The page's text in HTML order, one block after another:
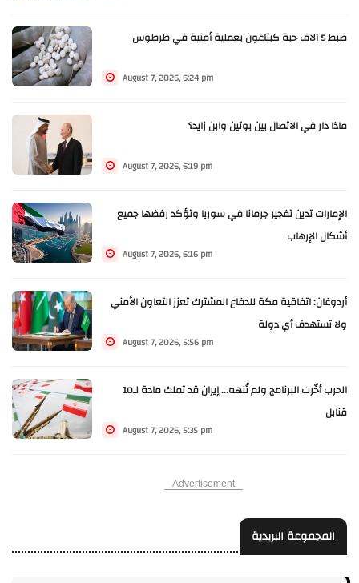
ضبط 5 آلاف حبة كبتاغون بعملية أمنية في طرطوس
August 7, 2026, 6:24 pm
ماذا دار في الاتصال بين بوتين وابن زايد؟
August 7, 2026, 6:19 pm
الإمارات تدين تفجير جرمانا في سوريا وتؤكد رفضها جميع
أشكال الإرهاب
August 7, 2026, 6:16 pm
أردوغان: اتفاقية مكة للدفاع المشترك تعزز التعاون الأمني
ولا تستهدف أي دولة
August 7, 2026, 5:56 pm
الحرب أخّرت البرنامج ولم تُنهه... إيران قد تملك مادة لـ10
قنابل
August 7, 2026, 5:35 pm
Advertisement
المجموعة البريدية